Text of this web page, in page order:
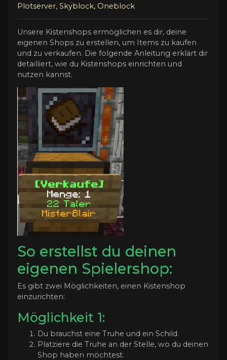
Plotserver, Skyblock, Oneblock
Unsere Kistenshops ermöglichen es dir, deine
eigenen Shops zu erstellen, um Items zu kaufen
und zu verkaufen. Die folgende Anleitung erklärt dir
detailliert, wie du Kistenshops einrichten und
nutzen kannst.
So erstellst du deinen
eigenen Spielershop:
Es gibt zwei Möglichkeiten, einen Kistenshop
einzurichten:
Möglichkeit 1:
Du brauchst eine Truhe und ein Schild.
Platziere die Truhe an der Stelle, wo du deinen
Shop haben möchtest.